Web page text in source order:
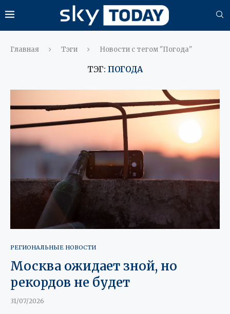
Главная Тэги Новости с тегом "Погода"
ТЭГ: ПОГОДА
РЕГИОНАЛЬНЫЕ НОВОСТИ
Москва ожидает зной, но
рекордов не будет
31/07/2026